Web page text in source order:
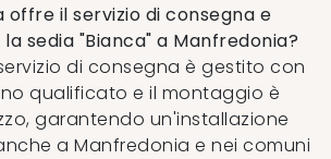
offre il servizio di consegna e
sedia "Bianca" a Manfredonia?
di consegna è gestito con
qualificato e il montaggio è
garantendo un'installazione
a Manfredonia e nei comuni